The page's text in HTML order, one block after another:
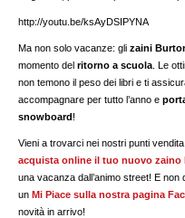
http://youtu.be/ksAyDSIPYNA
Ma non solo vacanze: glizaini
momento delritorno a scuola . Le
non temono il peso dei libri e ti
accompagnare per tutto l’anno e
snowboard!
Vieni a trovarci nei nostri punti
acquista online il tuo nuovo
una vacanza dall’animo street! E
unMi Piace sulla nostra pagina
novità in arrivo!